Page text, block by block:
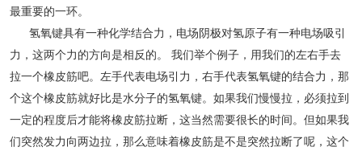
最重要的一环。
氢氧键具有一种化学结合力，电场阴极对氢原子有一种电场吸引
力，这两个力的方向是相反的。 我们举个例子，用我们的左右手去
拉一个橡皮筋吧。左手代表电场引力，右手代表氢氧键的结合力，那
个这个橡皮筋就好比是水分子的氢氧键。如果我们慢慢拉，必须拉到
一定的程度后才能将橡皮筋拉断，这当然需要很长的时间。但如果我
们突然发力向两边拉，那么意味着橡皮筋是不是突然拉断了呢，这个